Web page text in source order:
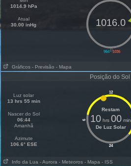
1014.9 hPa
Atual
30.00 inHg
||
964 1036
1016.0
Gráficos - Previsão - Mapa
Posição do Sol
Luz solar
13 hrs 55 min
Nascer do Sol
06:44
Amanhã
Azimute
106.6° ESE
12
24
6
Restam
10 hrs00 min
De Luz Solar
Info da Lua - Aurora - Meteoros - Mapa - ISS